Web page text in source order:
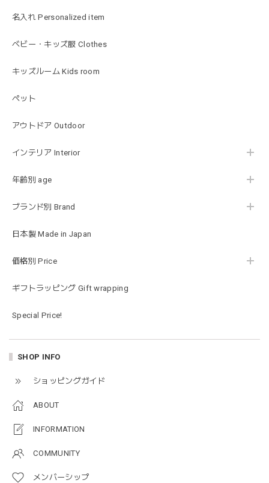
名入れ Personalized item
ベビー・キッズ服 Clothes
キッズルーム Kids room
ペット
アウトドア Outdoor
インテリア Interior
年齢別 age
ブランド別 Brand
日本製 Made in Japan
価格別 Price
ギフトラッピング Gift wrapping
Special Price!
SHOP INFO
ショッピングガイド
ABOUT
INFORMATION
COMMUNITY
メンバーシップ
2026/01/17
出産祝いで渡しました。友人がとても喜んでおりました！可
可愛いファーストトイが届きました！ ありがとうございま
ラス…お絵描きセットと食具までたっぷりと入っていまし
すぐに使い始めました。今年もまた購入したいと思える最高
taupe（チャコールグレー）